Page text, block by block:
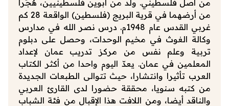
من أصل فلسطيني. ولد من أبوين فلسطينيين، هُجِّرا
من أرضهما في قرية البريج (فلسطين) الواقعة 28 كم
غربي القدس عام 1948م. درس نصر الله في مدارس
وكالة الغوث في مخيم الوحدات، وحصل على دبلوم
تربية وعلم نفس من مركز تدريب عمان لإعداد
المعلمين في عمان. يعدّ اليوم واحدا من أكثر الكتاب
العرب تأثيرا وانتشارا، حيث تتوالى الطبعات الجديدة
من كتبه سنويا، محققة حضورا لدى القارئ العربي
والناقد أيضا، ومن اللافت هذا الإقبال من فئة الشباب